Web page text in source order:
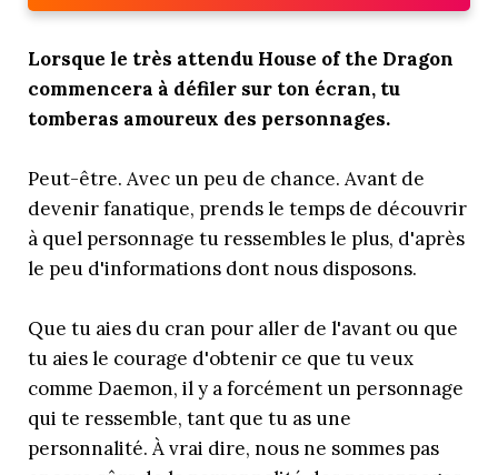
Lorsque le très attendu House of the Dragon
commencera à défiler sur ton écran, tu
tomberas amoureux des personnages.
Peut-être. Avec un peu de chance. Avant de
devenir fanatique, prends le temps de découvrir
à quel personnage tu ressembles le plus, d'après
le peu d'informations dont nous disposons.
Que tu aies du cran pour aller de l'avant ou que
tu aies le courage d'obtenir ce que tu veux
comme Daemon, il y a forcément un personnage
qui te ressemble, tant que tu as une
personnalité. À vrai dire, nous ne sommes pas